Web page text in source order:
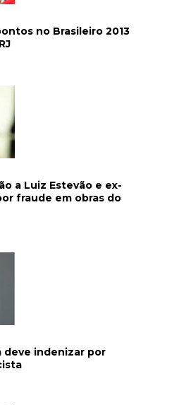
no Brasileiro 2013
a Luiz Estevão e ex-
fraude em obras do
deve indenizar por